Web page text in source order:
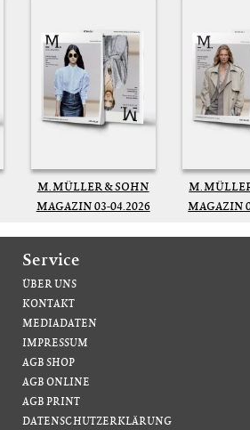
M. MÜLLER & SOHN
MAGAZIN 03-04.2026
M.
MAGAZIN
Service
ÜBER UNS
KONTAKT
MEDIADATEN
IMPRESSUM
AGB SHOP
AGB ONLINE
AGB PRINT
DATENSCHUTZERKLÄRUNG